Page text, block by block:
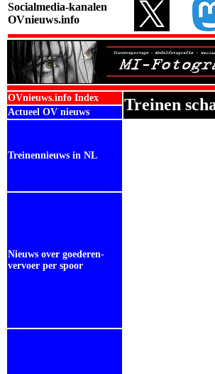
Socialmedia-kanalen
OVnieuws.info
OVnieuws.info Index Treinen
Actueel OV nieuws
Treinennieuws in NL
Nieuws over goederen-
vervoer per spoor